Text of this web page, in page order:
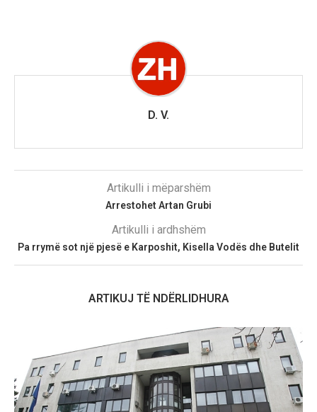
D. V.
Artikulli i mëparshëm
Arrestohet Artan Grubi
Artikulli i ardhshëm
Pa rrymë sot një pjesë e Karposhit, Kisella Vodës dhe Butelit
ARTIKUJ TË NDËRLIDHURA